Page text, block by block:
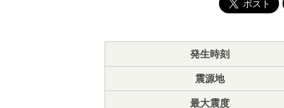
発生時刻
震源地
最大震度